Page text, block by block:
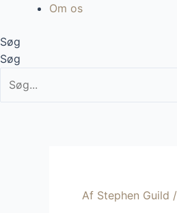
Om os
Søg
Søg
Af Stephen Guild /